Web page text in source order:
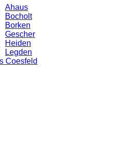
Ahaus
Bocholt
Borken
Gescher
Heiden
Legden
Coesfeld